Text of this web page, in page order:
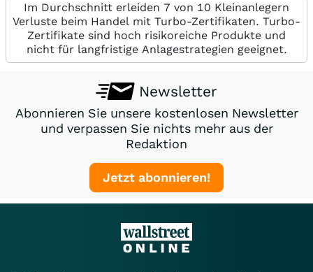
Im Durchschnitt erleiden 7 von 10 Kleinanlegern
Verluste beim Handel mit Turbo-Zertifikaten. Turbo-
Zertifikate sind hoch risikoreiche Produkte und
nicht für langfristige Anlagestrategien geeignet.
Newsletter
Abonnieren Sie unsere kostenlosen Newsletter
und verpassen Sie nichts mehr aus der
Redaktion
Jetzt abonnieren!